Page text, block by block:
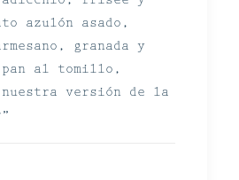
azulón asado,
granada y
pan al tomillo,
versión de la